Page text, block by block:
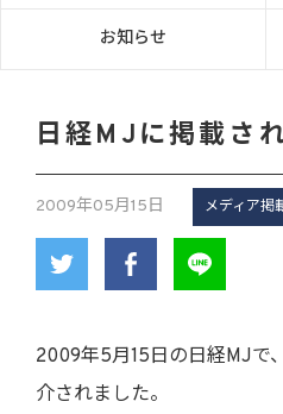
お知らせ
日経MJに掲載さ
2009年05月15日 メディア掲
2009年5月15日の日経MJで
介されました。